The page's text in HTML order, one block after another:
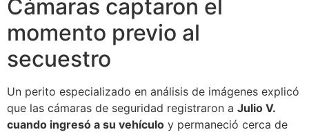
Cámaras captaron el
momento previo al
secuestro
Un perito especializado en análisis de imágenes explicó
que las cámaras de seguridad registraron a Julio V.
cuando ingresó a su vehículo y permaneció cerca de